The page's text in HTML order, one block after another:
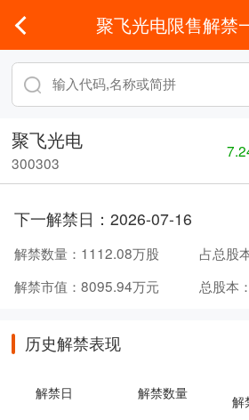
聚飞光电限售解禁
聚飞光电
300303
下一解禁日： 2026-07-16
解禁数量： 1112.08万股 占总股
解禁市值： 8095.94万元 总股本：
历史解禁表现
解禁日 解禁数量
解